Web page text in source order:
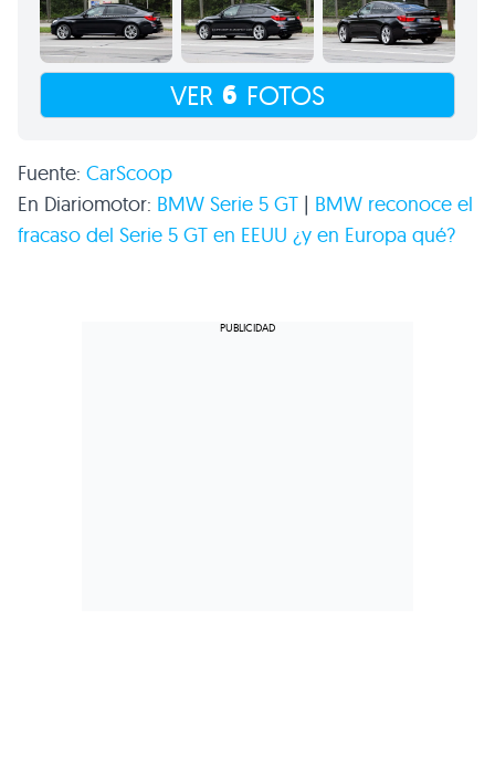
VER 6 FOTOS
Fuente: CarScoop
En Diariomotor: BMW Serie 5 GT | BMW reconoce el
fracaso del Serie 5 GT en EEUU ¿y en Europa qué?